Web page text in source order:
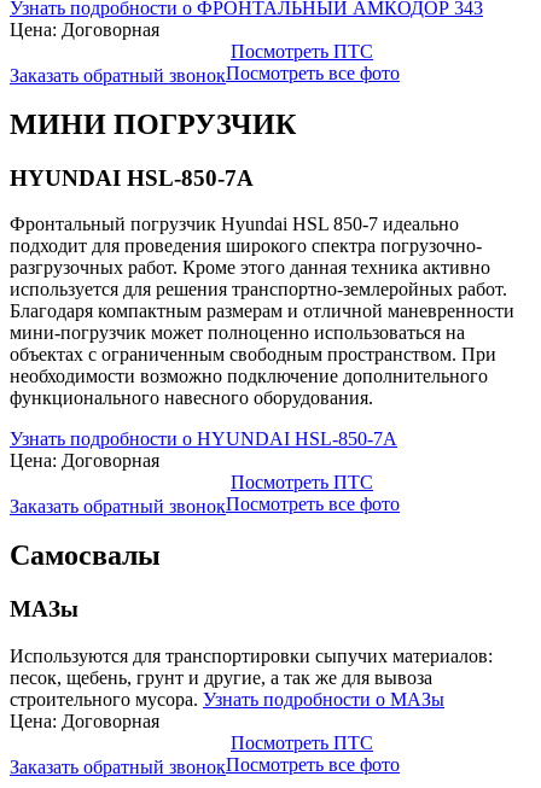
Узнать подробности о ФРОНТАЛЬНЫЙ АМКОДОР 343
Цена: Договорная
Заказать обратный звонок
Посмотреть ПТС
Посмотреть все фото
МИНИ ПОГРУЗЧИК
HYUNDAI HSL-850-7A
Фронтальный погрузчик Hyundai HSL 850-7 идеально
подходит для проведения широкого спектра погрузочно-
разгрузочных работ. Кроме этого данная техника активно
используется для решения транспортно-землеройных работ.
Благодаря компактным размерам и отличной маневренности
мини-погрузчик может полноценно использоваться на
объектах с ограниченным свободным пространством. При
необходимости возможно подключение дополнительного
функционального навесного оборудования.
Узнать подробности о HYUNDAI HSL-850-7A
Цена: Договорная
Заказать обратный звонок
Посмотреть ПТС
Посмотреть все фото
Самосвалы
МАЗы
Используются для транспортировки сыпучих материалов:
песок, щебень, грунт и другие, а так же для вывоза
строительного мусора. Узнать подробности о МАЗы
Цена: Договорная
Заказать обратный звонок
Посмотреть ПТС
Посмотреть все фото